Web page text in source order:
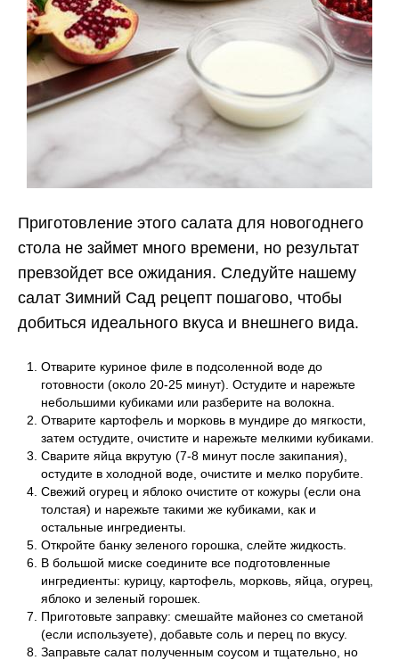
Приготовление этого салата для новогоднего
стола не займет много времени, но результат
превзойдет все ожидания. Следуйте нашему
салат Зимний Сад рецепт пошагово, чтобы
добиться идеального вкуса и внешнего вида.
Отварите куриное филе в подсоленной воде до
готовности (около 20-25 минут). Остудите и нарежьте
небольшими кубиками или разберите на волокна.
Отварите картофель и морковь в мундире до мягкости,
затем остудите, очистите и нарежьте мелкими кубиками.
Сварите яйца вкрутую (7-8 минут после закипания),
остудите в холодной воде, очистите и мелко порубите.
Свежий огурец и яблоко очистите от кожуры (если она
толстая) и нарежьте такими же кубиками, как и
остальные ингредиенты.
Откройте банку зеленого горошка, слейте жидкость.
В большой миске соедините все подготовленные
ингредиенты: курицу, картофель, морковь, яйца, огурец,
яблоко и зеленый горошек.
Приготовьте заправку: смешайте майонез со сметаной
(если используете), добавьте соль и перец по вкусу.
Заправьте салат полученным соусом и тщательно, но